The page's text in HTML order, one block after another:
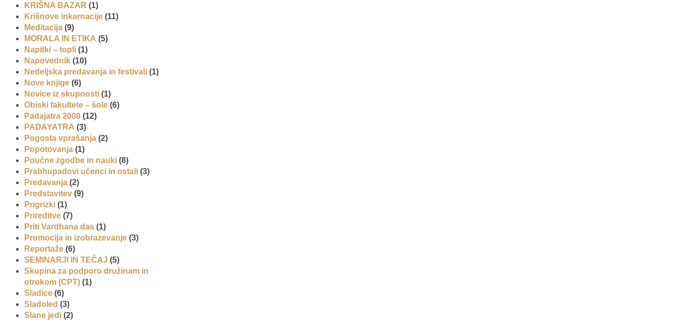
KRIŠNA BAZAR (1)
Krišnove inkarnacije (11)
Meditacija (9)
MORALA IN ETIKA (5)
Napitki – topli (1)
Napovednik (10)
Nedeljska predavanja in festivali (1)
Nove knjige (6)
Novice iz skupnosti (1)
Obiski fakultete – šole (6)
Padajatra 2008 (12)
PADAYATRA (3)
Pogosta vprašanja (2)
Popotovanja (1)
Poučne zgodbe in nauki (8)
Prabhupadovi učenci in ostali (3)
Predavanja (2)
Predstavitev (9)
Prigrizki (1)
Prireditve (7)
Priti Vardhana das (1)
Promocija in izobrazevanje (3)
Reportaže (6)
SEMINARJI IN TEČAJ (5)
Skupina za podporo družinam in
otrokom (CPT) (1)
Sladice (6)
Sladoled (3)
Slane jedi (2)